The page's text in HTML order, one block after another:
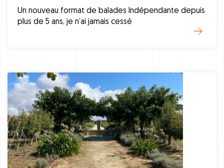
Un nouveau format de balades Indépendante depuis
plus de 5 ans, je n’ai jamais cessé